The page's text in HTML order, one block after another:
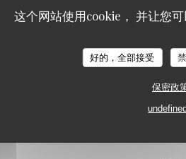
这个网站使用cookie， 并让您可
好的，全部接受
保密政
服务:
et très savoureux